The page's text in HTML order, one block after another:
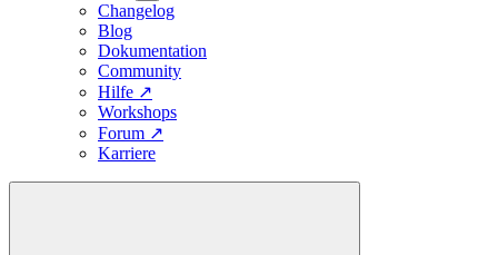
Changelog
Blog
Dokumentation
Community
Hilfe ↗
Workshops
Forum ↗
Karriere